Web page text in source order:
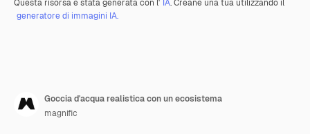
Questa risorsa è stata generata con l' IA. Creane una tua utilizzando il
generatore di immagini IA.
Goccia d'acqua realistica con un ecosistema
magnific